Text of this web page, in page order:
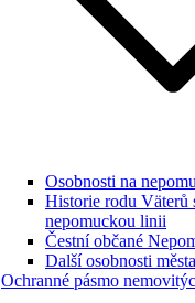
Osobnosti na
Historie rodu Väterů
nepomuckou linii
Čestní občané
Další osobnosti města
Ochranné pásmo